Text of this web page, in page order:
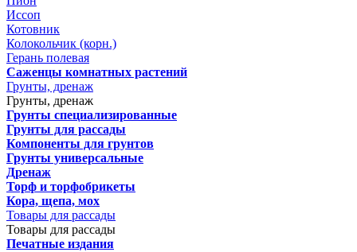
Иссоп
Котовник
Колокольчик (корн.)
Герань полевая
Саженцы комнатных растений
Грунты, дренаж
Грунты, дренаж
Грунты специализированные
Грунты для рассады
Компоненты для грунтов
Грунты универсальные
Дренаж
Торф и торфобрикеты
Кора, щепа, мох
Товары для рассады
Товары для рассады
Печатные издания